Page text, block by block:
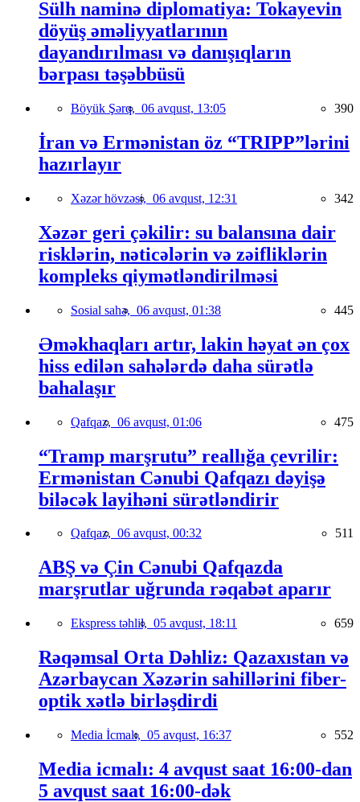
Sülh naminə diplomatiya: Tokayevin
döyüş əməliyyatlarının
dayandırılması və danışıqların
bərpası təşəbbüsü
Böyük Şərq, 06 avqust, 13:05 390
İran və Ermənistan öz “TRIPP”lərini
hazırlayır
Xəzər hövzəsi, 06 avqust, 12:31 342
Xəzər geri çəkilir: su balansına dair
risklərin, nəticələrin və zəifliklərin
kompleks qiymətləndirilməsi
Sosial sahə, 06 avqust, 01:38 445
Əməkhaqları artır, lakin həyat ən çox
hiss edilən sahələrdə daha sürətlə
bahalaşır
Qafqaz, 06 avqust, 01:06 475
“Tramp marşrutu” reallığa çevrilir:
Ermənistan Cənubi Qafqazı dəyişə
biləcək layihəni sürətləndirir
Qafqaz, 06 avqust, 00:32 511
ABŞ və Çin Cənubi Qafqazda
marşrutlar uğrunda rəqabət aparır
Ekspress təhlil, 05 avqust, 18:11 659
Rəqəmsal Orta Dəhliz: Qazaxıstan və
Azərbaycan Xəzərin sahillərini fiber-
optik xətlə birləşdirdi
Media İcmalı, 05 avqust, 16:37 552
Media icmalı: 4 avqust saat 16:00-dan
5 avqust saat 16:00-dək